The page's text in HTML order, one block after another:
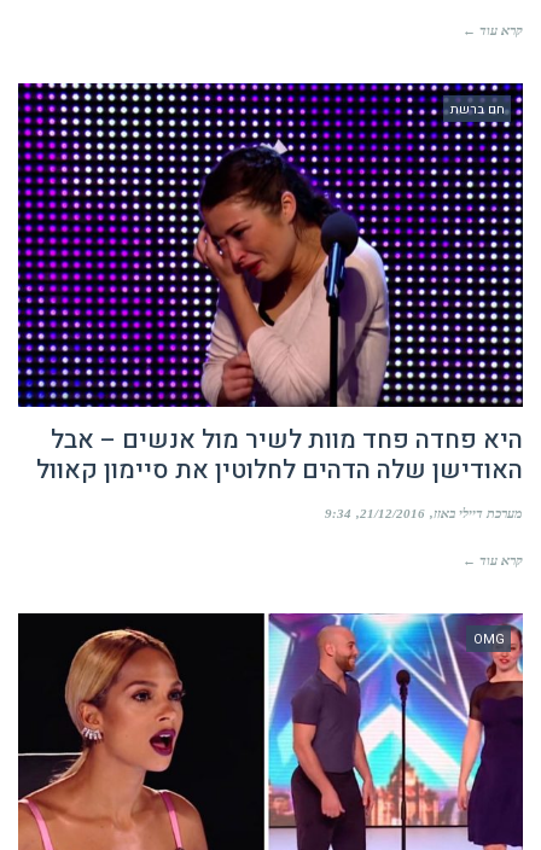
קרא עוד ←
חם ברשת
היא פחדה פחד מוות לשיר מול אנשים – אבל
האודישן שלה הדהים לחלוטין את סיימון קאוול
מערכת דיילי באזז 21/12/2016
9:34
קרא עוד ←
OMG